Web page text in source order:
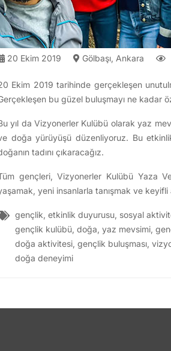
20 Ekim 2019 Gölbaşı, Ankara
Ekim 2019 tarihinde gerçekleşen
bu güzel buluşmayı ne kadar
yıl da Vizyonerler Kulübü olarak yaz
doğa yürüyüşü düzenliyoruz. Bu
tadını çıkaracağız.
gençleri, Vizyonerler Kulübü Yaza
yeni insanlarla tanışmak ve
gençlik, etkinlik duyurusu, sosyal
gençlik kulübü, doğa, yaz mevsimi,
doğa aktivitesi, gençlik buluşması,
doğa deneyimi